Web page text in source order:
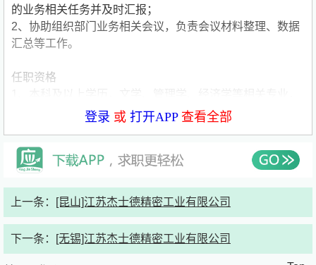
的业务相关任务并及时汇报；
2、协助组织部门业务相关会议，负责会议材料整理、数据
汇总等工作。
任职资格
汉语言文学、人力资源管理、工商管理等相关专业优先
级/雅思5.5分以上优先考虑
3、熟练操作Word、Excel、PowerPoint等常用办公软件
程，具备文字撰写与校对能力，可独立完成公文、纪要等文
6、具备良好的沟通表达能力，善于倾听、精准传达，具备
登录 或 打开APP查看全部
上一条： [昆山]江苏杰士德精密工业有限公司
下一条： [无锡]江苏杰士德精密工业有限公司